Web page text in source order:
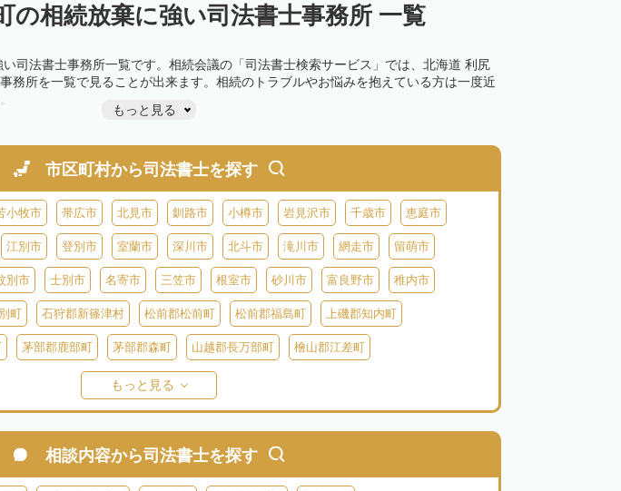
の相続放棄に強い司法書士事務所 一覧
司法書士事務所一覧です。相続会議の「司法書士検索サービス」では、北海道 利尻
務所を一覧で見ることが出来ます。相続のトラブルやお悩みを抱えている方は一度近
もっと見る
市区町村から司法書士を探す
小牧市 帯広市 北見市 釧路市 小樽市 岩見沢市 千歳市 恵庭市
江別市 登別市 室蘭市 深川市 北斗市 滝川市 網走市 留萌市
別市 士別市 名寄市 三笠市 根室市 砂川市 富良野市 稚内市
町 石狩郡新篠津村 松前郡松前町 松前郡福島町 上磯郡知内町
茅部郡鹿部町 茅部郡森町 山越郡長万部町 檜山郡江差町
奥尻郡奥尻町
寿都郡黒松内町 磯谷郡蘭越町 虻田郡ニセコ町 虻田郡倶知安町
虻田郡喜茂別町 虻田郡京極町 虻田郡豊浦町
二海郡八雲町 古宇郡泊村 古宇郡神恵内村 古平郡古平町 積丹郡積丹町
もっと見る
相談内容から司法書士を探す